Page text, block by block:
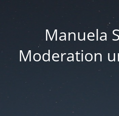
Manuela
Moderation